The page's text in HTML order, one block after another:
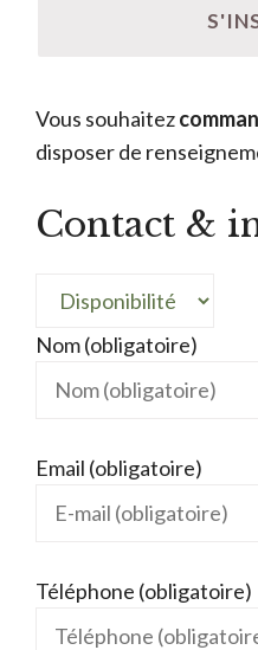
Vous souhaitez
disposer de
Contact &
Nom (obligatoire)
Email (obligatoire)
Téléphone (obligatoire)